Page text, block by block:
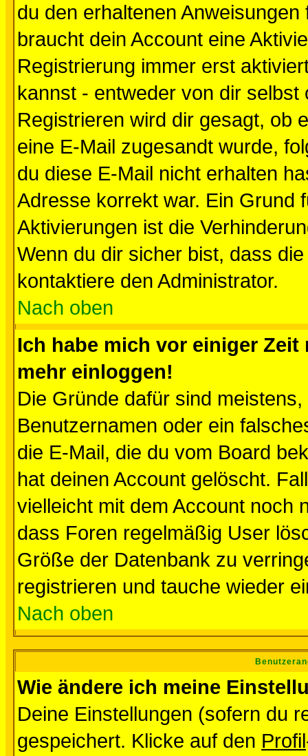
du den erhaltenen
braucht dein Account eine
Registrierung immer erst
kannst - entweder von dir selbst
Registrieren wird dir gesagt, ob
eine E-Mail zugesandt wurde,
du diese E-Mail nicht erhalten
Adresse korrekt war. Ein Grund
Aktivierungen ist die
Wenn du dir sicher bist, dass
kontaktiere den Administrator.
Nach oben
Ich habe mich vor einiger
mehr einloggen!
Die Gründe dafür sind
Benutzernamen oder ein
die E-Mail, die du vom Board
hat deinen Account gelöscht.
vielleicht mit dem Account noch
dass Foren regelmäßig User
Größe der Datenbank zu
registrieren und tauche wieder
Nach oben
Wie ändere ich meine
Deine Einstellungen (sofern du
gespeichert. Klicke auf den Profil